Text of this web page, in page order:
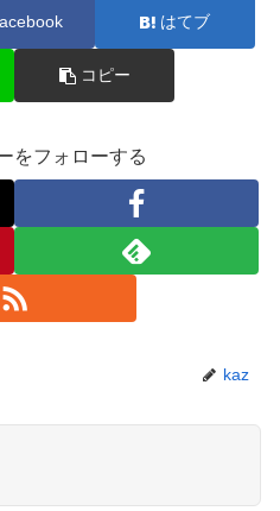
はてブ
コピー
をフォローする
kaz